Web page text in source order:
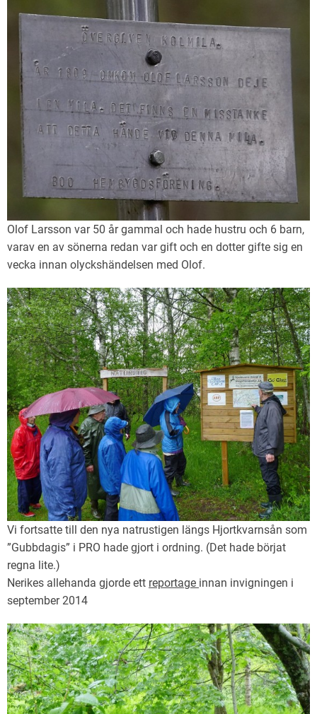
Olof Larsson var 50 år gammal och hade hustru och 6 barn,
varav en av sönerna redan var gift och en dotter gifte sig en
vecka innan olyckshändelsen med Olof.
Vi fortsatte till den nya natrustigen längs Hjortkvarnsån som
”Gubbdagis” i PRO hade gjort i ordning. (Det hade börjat
regna lite.)
Nerikes allehanda gjorde ett reportage innan invigningen i
september 2014